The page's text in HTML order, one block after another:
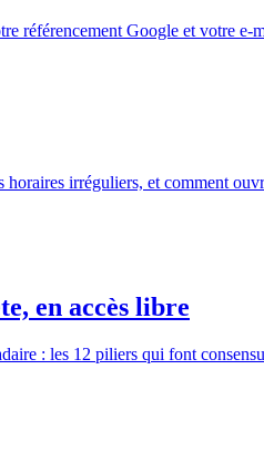
référencement Google et votre e-
irréguliers, et comment
en accès libre
: les 12 piliers qui font